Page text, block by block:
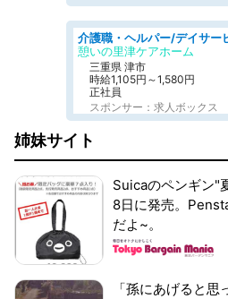
憩いの里津ケアホーム
三重県 津市
時給1,105円～1,580円
正社員
スポンサー：求人ボックス
姉妹サイト
Suicaのペンギン"
8日に発売。
だよ~。
「孫にあげると